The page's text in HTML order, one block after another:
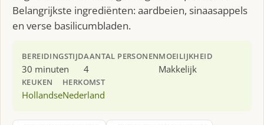
Belangrijkste ingrediënten: aardbeien, sinaasappels
en verse basilicumbladen.
BEREIDINGSTIJD
30 minuten
AANTAL PERSONEN
4
MOEILIJKHEID
Makkelijk
KEUKEN
Hollandse
HERKOMST
Nederland